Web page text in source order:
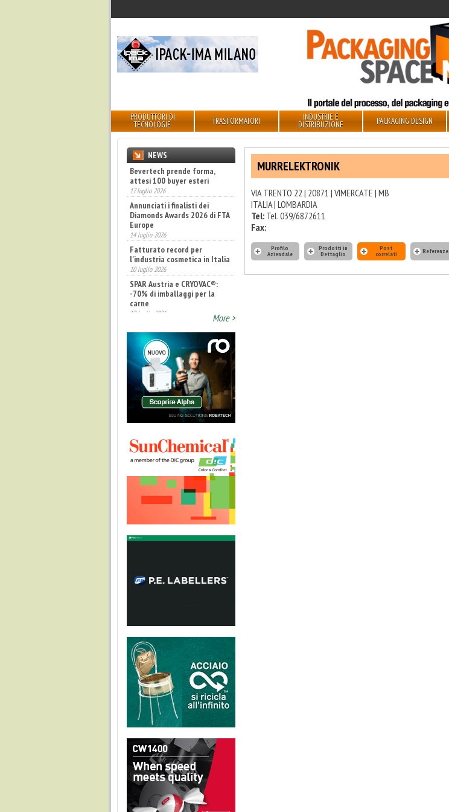
PRODUTTORI DI
TECNOLOGIE TRASFORMATORI INDUSTRIE E
DISTRIBUZIONE PACKAGING DESIGN
MURRELEKTRONIK
VIA TRENTO 22 | 20871 | VIMERCATE | MB
ITALIA | LOMBARDIA
Tel: Tel. 039/6872611
Fax:
Profilo
Aziendale
Prodotti in
Dettaglio
Post
correlati Referenze
NEWS
Bevertech prende forma,
attesi 100 buyer esteri
17 luglio 2026
Annunciati i finalisti dei
Diamonds Awards 2026 di FTA
Europe
14 luglio 2026
Fatturato record per
l'industria cosmetica in Italia
10 luglio 2026
SPAR Austria e CRYOVAC®:
-70% di imballaggi per la
carne
10 luglio 2026 More >